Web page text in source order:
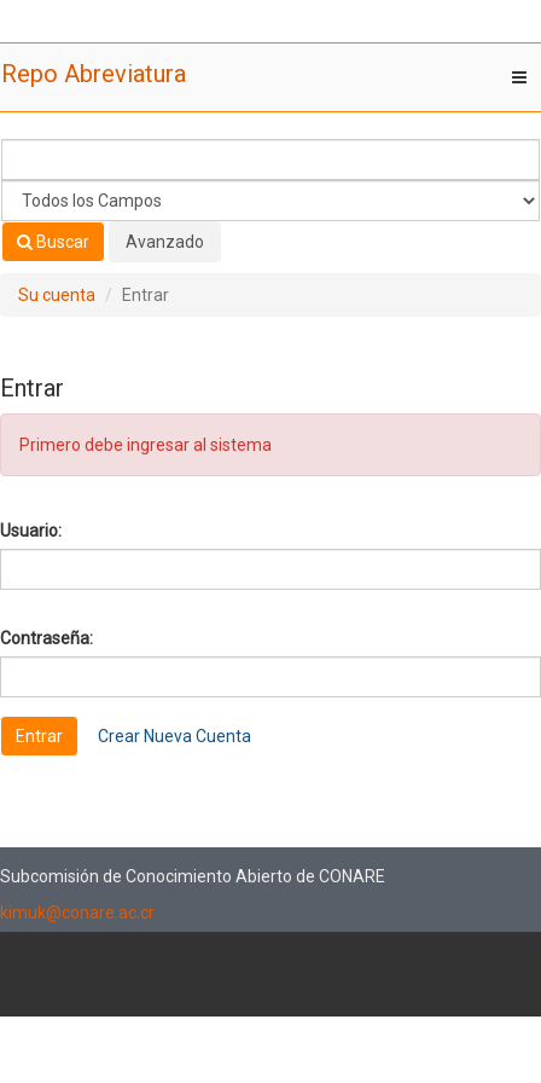
Repo Abreviatura
Buscar Avanzado
Su cuenta Entrar
Entrar
Primero debe ingresar al sistema
Usuario:
Contraseña:
Crear Nueva Cuenta
Subcomisión de Conocimiento Abierto de CONARE
kimuk@conare.ac.cr